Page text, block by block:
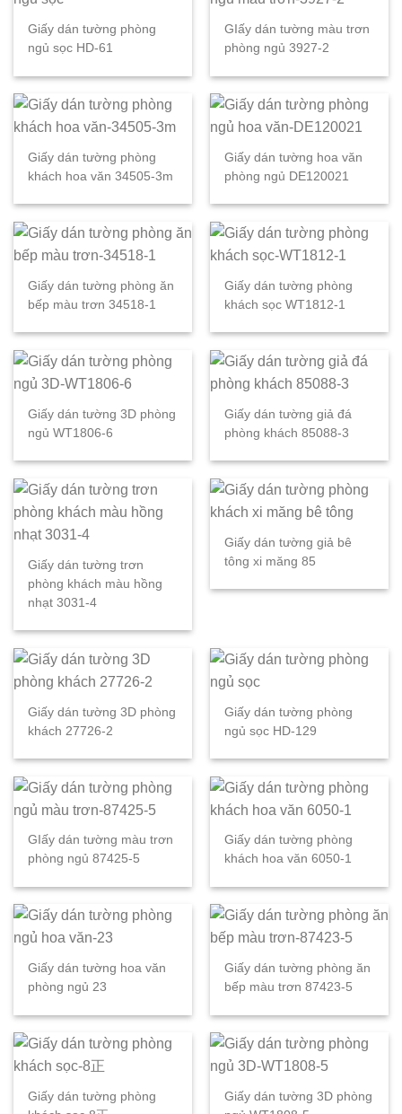
Giấy dán tường phòng
ngủ sọc HD-61
GIấy dán tường màu trơn
phòng ngủ 3927-2
Giấy dán tường phòng
khách hoa văn 34505-3m
Giấy dán tường hoa văn
phòng ngủ DE120021
Giấy dán tường phòng ăn
bếp màu trơn 34518-1
Giấy dán tường phòng
khách sọc WT1812-1
Giấy dán tường 3D phòng
ngủ WT1806-6
Giấy dán tường giả đá
phòng khách 85088-3
Giấy dán tường trơn
phòng khách màu hồng
nhạt 3031-4
Giấy dán tường giả bê
tông xi măng 85
Giấy dán tường 3D phòng
khách 27726-2
Giấy dán tường phòng
ngủ sọc HD-129
GIấy dán tường màu trơn
phòng ngủ 87425-5
Giấy dán tường phòng
khách hoa văn 6050-1
Giấy dán tường hoa văn
phòng ngủ 23
Giấy dán tường phòng ăn
bếp màu trơn 87423-5
Giấy dán tường phòng
Giấy dán tường 3D phòng